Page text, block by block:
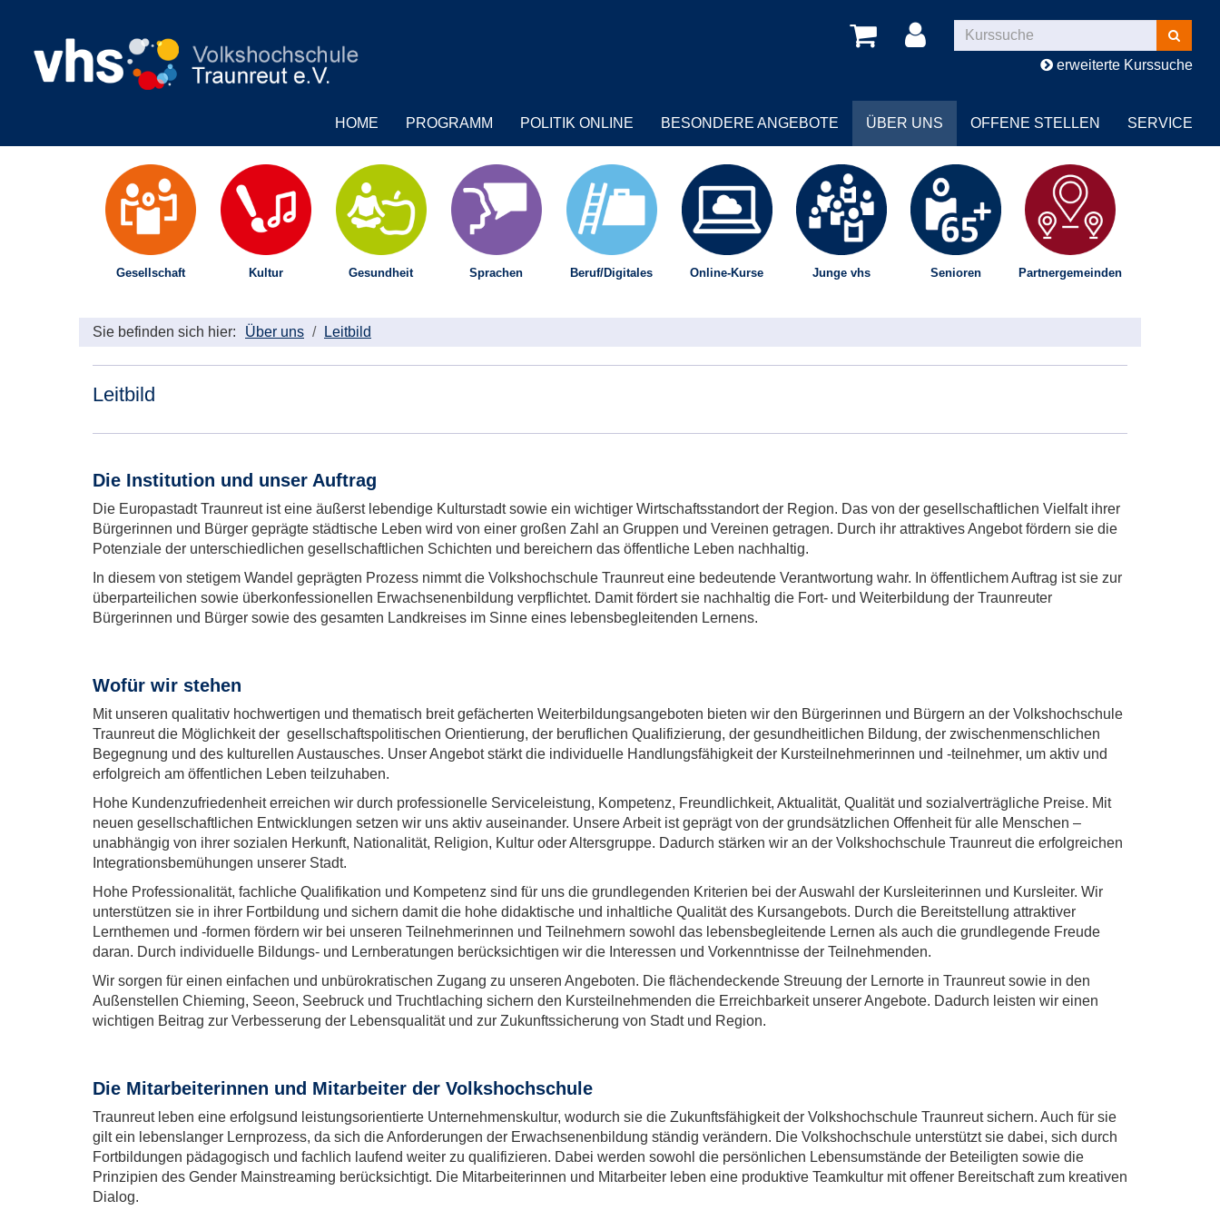
Kurse
suchen
erweiterte Kurssuche
HOME PROGRAMM POLITIK ONLINE BESONDERE ANGEBOTE ÜBER UNS OFFENE STELLEN SERVICE
Gesellschaft Kultur Gesundheit Sprachen Beruf/Digitales Online-Kurse Junge vhs Senioren Partnergemeinden
Sie befinden sich hier: Über uns Leitbild
Leitbild
Die Institution und unser Auftrag
Die Europastadt Traunreut ist eine äußerst lebendige Kulturstadt sowie ein wichtiger Wirtschaftsstandort der Region. Das von der gesellschaftlichen Vielfalt ihrer
Bürgerinnen und Bürger geprägte städtische Leben wird von einer großen Zahl an Gruppen und Vereinen getragen. Durch ihr attraktives Angebot fördern sie die
Potenziale der unterschiedlichen gesellschaftlichen Schichten und bereichern das öffentliche Leben nachhaltig.
In diesem von stetigem Wandel geprägten Prozess nimmt die Volkshochschule Traunreut eine bedeutende Verantwortung wahr. In öffentlichem Auftrag ist sie zur
überparteilichen sowie überkonfessionellen Erwachsenenbildung verpflichtet. Damit fördert sie nachhaltig die Fort- und Weiterbildung der Traunreuter
Bürgerinnen und Bürger sowie des gesamten Landkreises im Sinne eines lebensbegleitenden Lernens.
Wofür wir stehen
Mit unseren qualitativ hochwertigen und thematisch breit gefächerten Weiterbildungsangeboten bieten wir den Bürgerinnen und Bürgern an der Volkshochschule
Traunreut die Möglichkeit der gesellschaftspolitischen Orientierung, der beruflichen Qualifizierung, der gesundheitlichen Bildung, der zwischenmenschlichen
Begegnung und des kulturellen Austausches. Unser Angebot stärkt die individuelle Handlungsfähigkeit der Kursteilnehmerinnen und -teilnehmer, um aktiv und
erfolgreich am öffentlichen Leben teilzuhaben.
Hohe Kundenzufriedenheit erreichen wir durch professionelle Serviceleistung, Kompetenz, Freundlichkeit, Aktualität, Qualität und sozialverträgliche Preise. Mit
neuen gesellschaftlichen Entwicklungen setzen wir uns aktiv auseinander. Unsere Arbeit ist geprägt von der grundsätzlichen Offenheit für alle Menschen –
unabhängig von ihrer sozialen Herkunft, Nationalität, Religion, Kultur oder Altersgruppe. Dadurch stärken wir an der Volkshochschule Traunreut die erfolgreichen
Integrationsbemühungen unserer Stadt.
Hohe Professionalität, fachliche Qualifikation und Kompetenz sind für uns die grundlegenden Kriterien bei der Auswahl der Kursleiterinnen und Kursleiter. Wir
unterstützen sie in ihrer Fortbildung und sichern damit die hohe didaktische und inhaltliche Qualität des Kursangebots. Durch die Bereitstellung attraktiver
Lernthemen und -formen fördern wir bei unseren Teilnehmerinnen und Teilnehmern sowohl das lebensbegleitende Lernen als auch die grundlegende Freude
daran. Durch individuelle Bildungs- und Lernberatungen berücksichtigen wir die Interessen und Vorkenntnisse der Teilnehmenden.
Wir sorgen für einen einfachen und unbürokratischen Zugang zu unseren Angeboten. Die flächendeckende Streuung der Lernorte in Traunreut sowie in den
Außenstellen Chieming, Seeon, Seebruck und Truchtlaching sichern den Kursteilnehmenden die Erreichbarkeit unserer Angebote. Dadurch leisten wir einen
wichtigen Beitrag zur Verbesserung der Lebensqualität und zur Zukunftssicherung von Stadt und Region.
Die Mitarbeiterinnen und Mitarbeiter der Volkshochschule
Traunreut leben eine erfolgsund leistungsorientierte Unternehmenskultur, wodurch sie die Zukunftsfähigkeit der Volkshochschule Traunreut sichern. Auch für sie
gilt ein lebenslanger Lernprozess, da sich die Anforderungen der Erwachsenenbildung ständig verändern. Die Volkshochschule unterstützt sie dabei, sich durch
Fortbildungen pädagogisch und fachlich laufend weiter zu qualifizieren. Dabei werden sowohl die persönlichen Lebensumstände der Beteiligten sowie die
Prinzipien des Gender Mainstreaming berücksichtigt. Die Mitarbeiterinnen und Mitarbeiter leben eine produktive Teamkultur mit offener Bereitschaft zum kreativen
Dialog.